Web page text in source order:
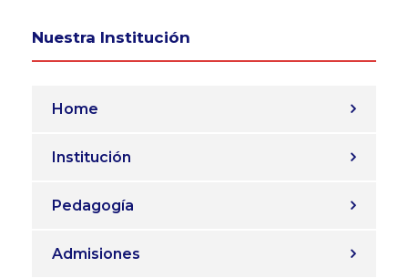
Nuestra Institución
Home
Institución
Pedagogía
Admisiones